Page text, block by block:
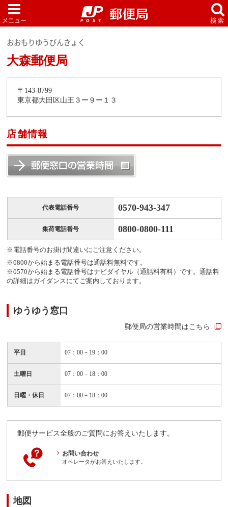
おおもりゆうびんきょく
大森郵便局
〒143-8799
東京都大田区山王３ー９ー１３
店舗情報
代表電話番号 0570-943-347
集荷電話番号 0800-0800-111
※電話番号のお掛け間違いにご注意ください。
※0800から始まる電話番号は通話料無料です。
※0570から始まる電話番号はナビダイヤル（通話料有料）です。通話料
の詳細はガイダンスにてご案内しております。
ゆうゆう窓口
郵便局の営業時間はこちら
平日 07：00－19：00
土曜日 07：00－18：00
日曜・休日 07：00－18：00
郵便サービス全般のご質問にお答えいたします。
お問い合わせ
オペレータがお答えいたします。
地図